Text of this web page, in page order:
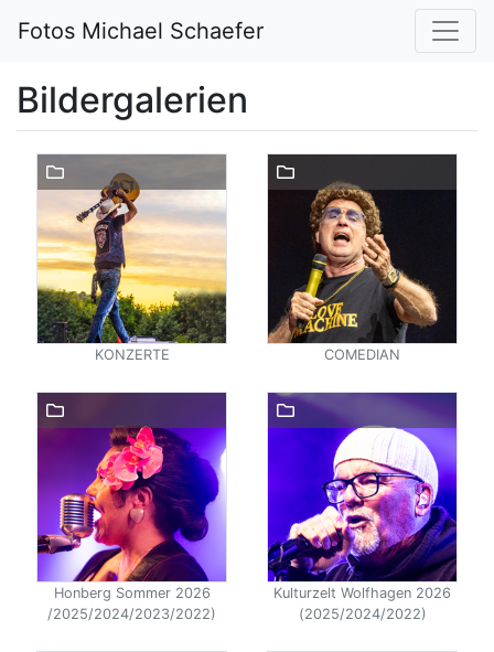
Fotos Michael Schaefer
Bildergalerien
KONZERTE COMEDIAN
Honberg Sommer 2026
/2025/2024/2023/2022)
Kulturzelt Wolfhagen 2026
(2025/2024/2022)